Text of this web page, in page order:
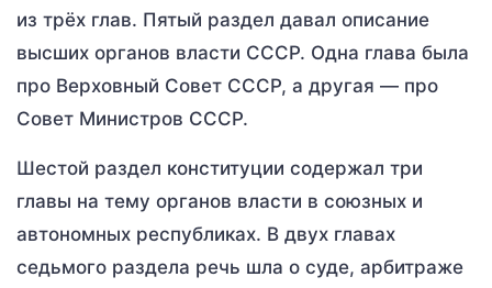
из трёх глав. Пятый раздел давал описание
высших органов власти СССР. Одна глава была
про Верховный Совет СССР, а другая — про
Совет Министров СССР.
Шестой раздел конституции содержал три
главы на тему органов власти в союзных и
автономных республиках. В двух главах
седьмого раздела речь шла о суде, арбитраже